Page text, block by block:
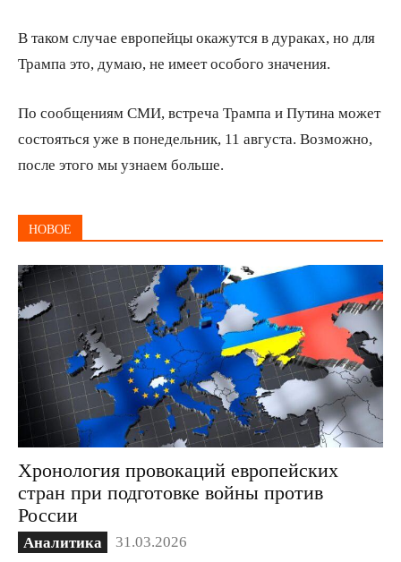
В таком случае европейцы окажутся в дураках, но для
Трампа это, думаю, не имеет особого значения.
По сообщениям СМИ, встреча Трампа и Путина может
состояться уже в понедельник, 11 августа. Возможно,
после этого мы узнаем больше.
НОВОЕ
Хронология провокаций европейских
стран при подготовке войны против
России
Аналитика 31.03.2026